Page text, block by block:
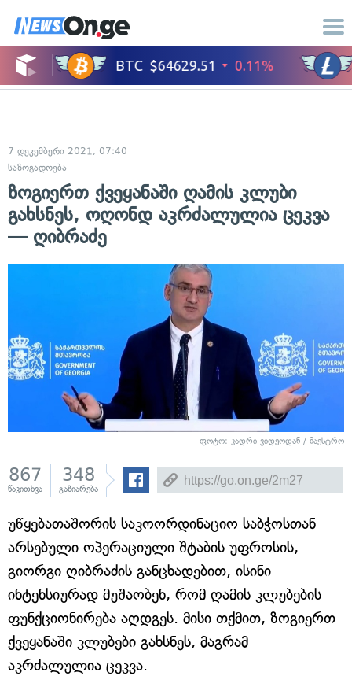
7 დეკემბერი 2021, 07:40
საზოგადოება
ზოგიერთ ქვეყანაში ღამის კლუბი
გახსნეს, ოღონდ აკრძალულია ცეკვა
— ღიბრაძე
ფოტო: კადრი ვიდეოდან / მაესტრო
867
წაკითხვა
348
გაზიარება
უწყებათაშორის საკოორდინაციო საბჭოსთან
არსებული ოპერაციული შტაბის უფროსის,
გიორგი ღიბრაძის განცხადებით, ისინი
ინტენსიურად მუშაობენ, რომ ღამის კლუბების
ფუნქციონირება აღდგეს. მისი თქმით, ზოგიერთ
ქვეყანაში კლუბები გახსნეს, მაგრამ
აკრძალულია ცეკვა.